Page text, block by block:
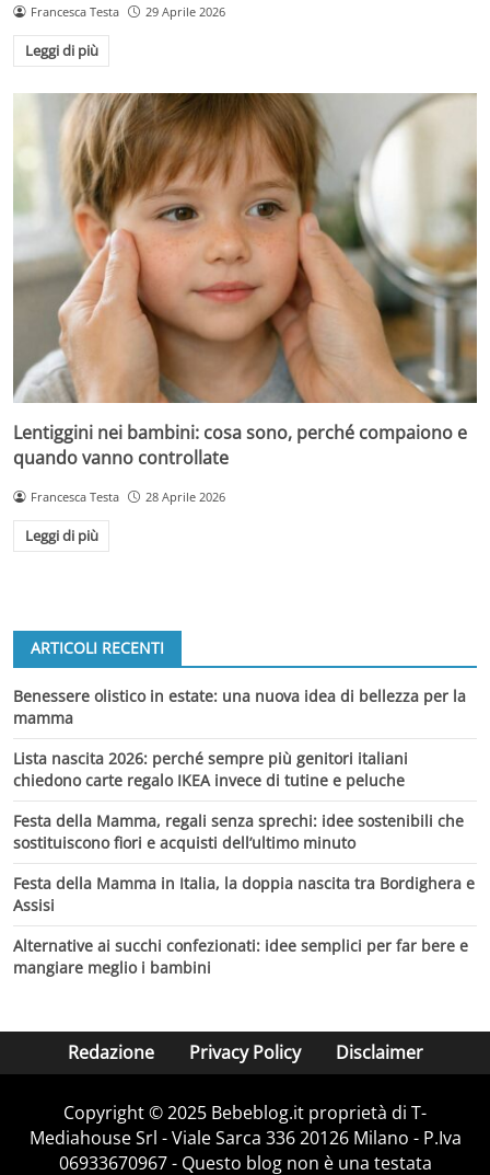
Francesca Testa 29 Aprile 2026
Leggi di più
Lentiggini nei bambini: cosa sono, perché compaiono e
quando vanno controllate
Francesca Testa 28 Aprile 2026
Leggi di più
ARTICOLI RECENTI
Benessere olistico in estate: una nuova idea di bellezza per la
mamma
Lista nascita 2026: perché sempre più genitori italiani
chiedono carte regalo IKEA invece di tutine e peluche
Festa della Mamma, regali senza sprechi: idee sostenibili che
sostituiscono fiori e acquisti dell’ultimo minuto
Festa della Mamma in Italia, la doppia nascita tra Bordighera e
Assisi
Alternative ai succhi confezionati: idee semplici per far bere e
mangiare meglio i bambini
Redazione Privacy Policy Disclaimer
Copyright © 2025 Bebeblog.it proprietà di T-
Mediahouse Srl - Viale Sarca 336 20126 Milano - P.Iva
06933670967 - Questo blog non è una testata